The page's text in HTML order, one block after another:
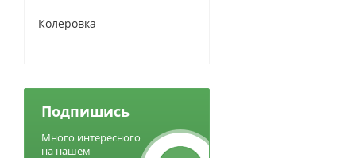
Колеровка
Подпишись
Много интересного
на нашем